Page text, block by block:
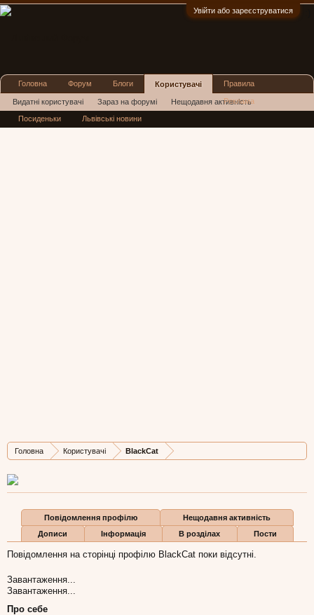
Увійти або зареєструватися
Головна Користувачі BlackCat
Дописів
18.551
Карма
6
Бали
0
Повідомлення профілю
Нещодавня активність
Дописи
Інформація В розділах Пости
Повідомлення на сторінці профілю BlackCat поки відсутні.
Завантаження...
Завантаження...
Про себе
Головна Форум Блоги Користувачі
Видатні користувачі Зараз на форумі Нещодавня активність
Нові повідомлення профілю
Правила
Реклама
Посиденьки Львівські новини